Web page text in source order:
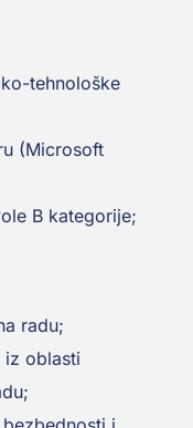
tehnološke
(Microsoft
B kategorije;
radu;
iz oblasti